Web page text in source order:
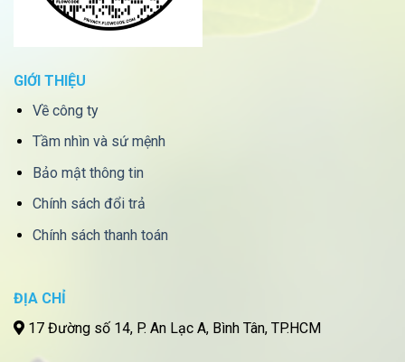
GIỚI THIỆU
Về công ty
Tầm nhìn và sứ mệnh
Bảo mật thông tin
Chính sách đổi trả
Chính sách thanh toán
ĐỊA CHỈ
17 Đường số 14, P. An Lạc A, Bình Tân, TP.HCM